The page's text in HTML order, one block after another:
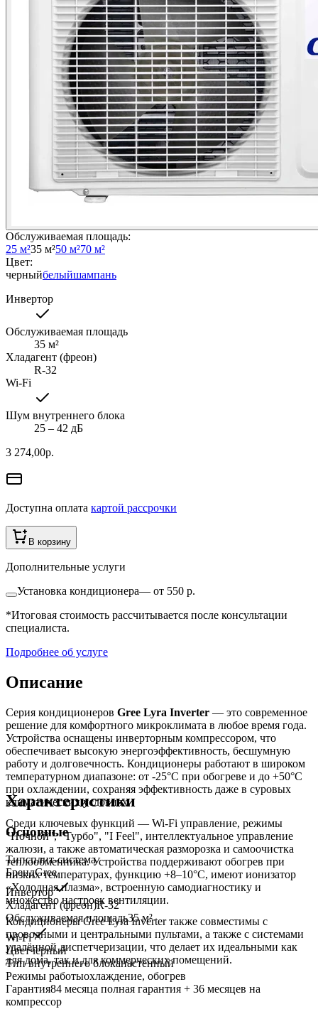
Обслуживаемая площадь:
25 м²35 м²50 м²70 м²
Цвет:
черныйбелыйшампань
Инвертор
Обслуживаемая площадь
35 м²
Хладагент (фреон)
R-32
Wi-Fi
Шум внутреннего блока
25 ‒ 42 дБ
3 274,00р.
Доступна оплата картой рассрочки
В корзину
Дополнительные услуги
Установка кондиционера— от 550 р.
*Итоговая стоимость рассчитывается после консультации
специалиста.
Подробнее об услуге
Описание
Серия кондиционеров Gree Lyra Inverter — это современное
решение для комфортного микроклимата в любое время года.
Устройства оснащены инверторным компрессором, что
обеспечивает высокую энергоэффективность, бесшумную
работу и долговечность. Кондиционеры работают в широком
температурном диапазоне: от -25°C при обогреве и до +50°C
при охлаждении, сохраняя эффективность даже в суровых
климатических условиях.
Среди ключевых функций — Wi-Fi управление, режимы
"Ночной", "Турбо", "I Feel", интеллектуальное управление
жалюзи, а также автоматическая разморозка и самоочистка
теплообменника. Устройства поддерживают обогрев при
низких температурах, функцию +8–10°C, имеют ионизатор
«Холодная плазма», встроенную самодиагностику и
множество настроек вентиляции.
Кондиционеры Gree Lyra Inverter также совместимы с
проводными и центральными пультами, а также с системами
удалённой диспетчеризации, что делает их идеальными как
для дома, так и для коммерческих помещений.
Характеристики
Основные
Типсплит-система
БрендGree
Инвертор
Хладагент (фреон)R-32
Обслуживаемая площадь35м²
Wi-Fi
Цветчерный
Тип внутреннего блоканастенный
Режимы работыохлаждение, обогрев
Гарантия84 месяца полная гарантия + 36 месяцев на
компрессор